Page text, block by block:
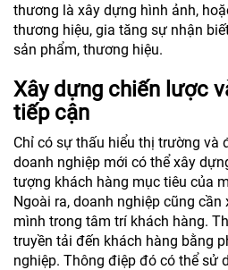
thương là xây dựng hình ảnh,
thương hiệu, gia tăng sự nhận
sản phẩm, thương hiệu.
Xây dựng chiến lược
tiếp cận
Chỉ có sự thấu hiểu thị trường và
doanh nghiệp mới có thể xây
tượng khách hàng mục tiêu của
Ngoài ra, doanh nghiệp cũng
mình trong tâm trí khách hàng.
truyền tải đến khách hàng bằng
nghiệp. Thông điệp đó có thể sử